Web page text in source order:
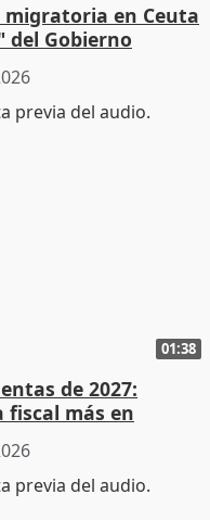
en Ceuta
del Gobierno
01:38
de 2027:
fiscal más en